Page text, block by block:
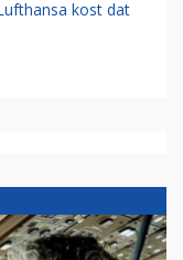
kost dat